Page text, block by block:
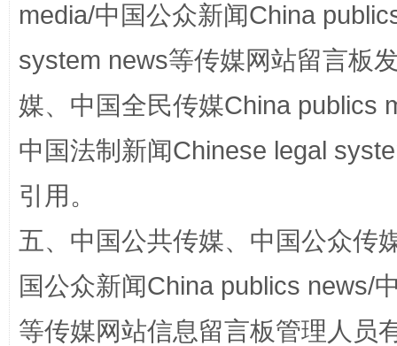
media/中国公众新闻China
system news等传媒网站留言板
媒、中国全民传媒China publics
中国法制新闻Chinese legal
引用。
五、中国公共传媒、中国公众传
国公众新闻China publics news/
等传媒网站信息留言板管理人员